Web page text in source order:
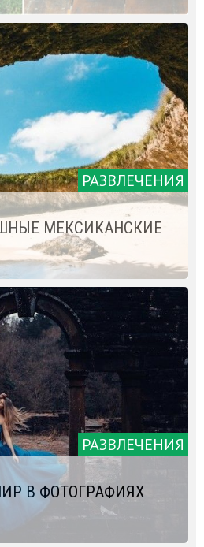
РАЗВЛЕЧЕНИЯ
МЕКСИКАНСКИЕ
РАЗВЛЕЧЕНИЯ
В ФОТОГРАФИЯХ